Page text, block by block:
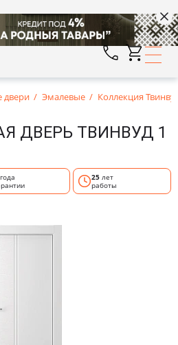
Эмалевые Коллекция
ДВЕРЬ ТВИНВУД 1
25 лет
работы